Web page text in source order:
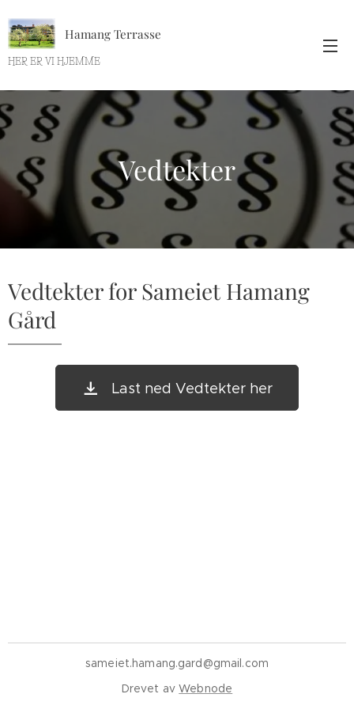
Hamang Terrasse
HER ER VI HJEMME
Vedtekter
Vedtekter for Sameiet Hamang
Gård
Last ned Vedtekter her
sameiet.hamang.gard@gmail.com
Drevet avWebnode